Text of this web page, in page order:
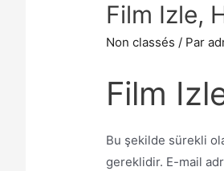
Film Izle,
Non classés / Par
Film
Bu şekilde sürekli
gereklidir. E-mail